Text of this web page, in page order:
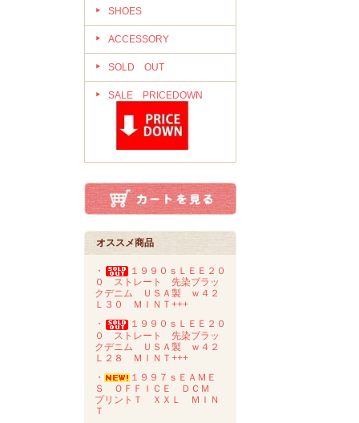
SHOES
ACCESSORY
SOLD OUT
SALE PRICEDOWN
オススメ商品
・
１９９０ｓＬＥＥ２０
０ ストレート 先染ブラッ
クデニム ＵＳＡ製 ｗ４２
Ｌ３０ ＭＩＮＴ+++
・
１９９０ｓＬＥＥ２０
０ ストレート 先染ブラッ
クデニム ＵＳＡ製 ｗ４２
Ｌ２８ ＭＩＮＴ+++
・
１９９７ｓＥＡＭＥ
Ｓ ＯＦＦＩＣＥ ＤＣＭ
プリントＴ ＸＸＬ ＭＩＮ
Ｔ